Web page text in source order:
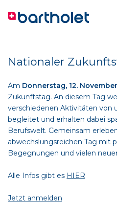
Nationaler
Am Donnerstag, 12.
Zukunftstag. An diesem Tag
verschiedenen Aktivitäten von
begleitet und erhalten dabei
Berufswelt. Gemeinsam
abwechslungsreichen Tag mit
Begegnungen und vielen
Alle Infos gibt es HIER
Jetzt anmelden